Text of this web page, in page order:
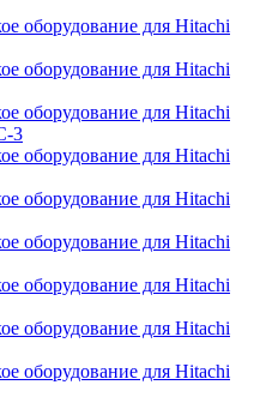
оборудование для Hitachi
оборудование для Hitachi
оборудование для Hitachi
3
оборудование для Hitachi
оборудование для Hitachi
оборудование для Hitachi
оборудование для Hitachi
оборудование для Hitachi
оборудование для Hitachi